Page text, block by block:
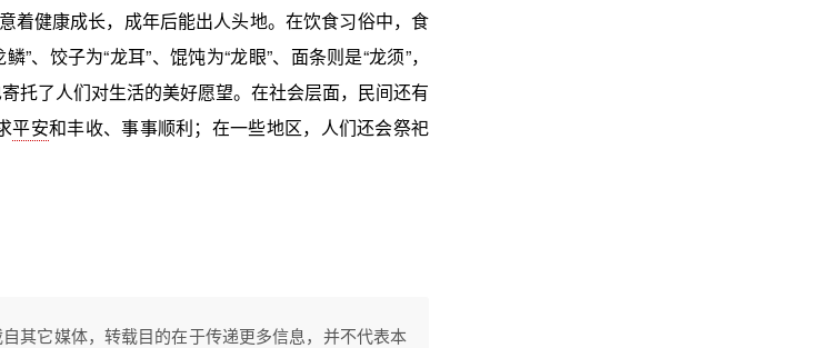
着健康成长，成年后能出人头地。在饮食习俗中，食
”、饺子为“龙耳”、馄饨为“龙眼”、面条则是“龙须”，
托了人们对生活的美好愿望。在社会层面，民间还有
平安和丰收、事事顺利；在一些地区，人们还会祭祀
其它媒体，转载目的在于传递更多信息，并不代表本